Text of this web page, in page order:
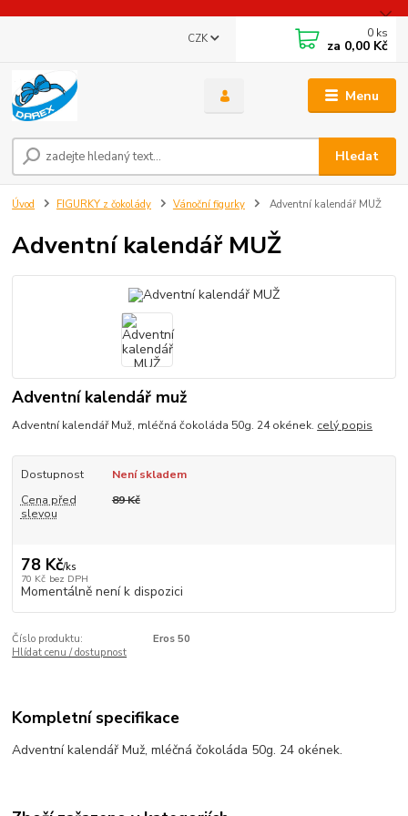
Menu
CZK
Hledat
0 ks
za 0,00 Kč
Úvod FIGURKY z čokolády Vánoční figurky Adventní kalendář MUŽ
Adventní kalendář MUŽ
Adventní kalendář muž
Adventní kalendář Muž, mléčná čokoláda 50g. 24 okének. celý popis
Dostupnost
Není skladem
Cena před
slevou
89 Kč
78 Kč/ks
70 Kč bez DPH
Momentálně není k dispozici
Číslo produktu:
Eros 50
Hlídat cenu / dostupnost
Kompletní specifikace
Adventní kalendář Muž, mléčná čokoláda 50g. 24 okének.